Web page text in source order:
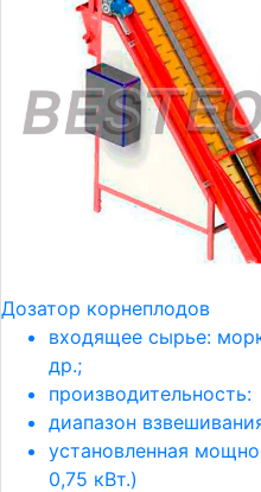
Дозатор корнеплодов
входящее сырье:
др.;
диапазон
установленная
0,75 кВт.)